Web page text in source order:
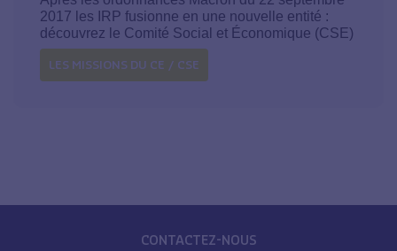
2017 les IRP fusionne en une nouvelle entité :
découvrez le Comité Social et Économique (CSE)
LES MISSIONS DU CE / CSE
CONTACTEZ-NOUS